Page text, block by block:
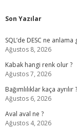
Sidebar
Son Yazılar
SQL’de DESC ne anlama
Ağustos 8, 2026
Kabak hangi renk olur ?
Ağustos 7, 2026
Bağımlılıklar kaça ayrılır ?
Ağustos 6, 2026
Aval aval ne ?
Ağustos 4, 2026